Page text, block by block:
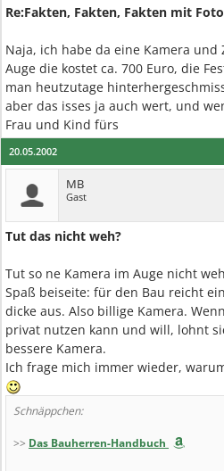
Re:Fakten, Fakten, Fakten mit
Naja, ich habe da eine Kamera und
Auge die kostet ca. 700 Euro, die
man heutzutage
aber das isses ja auch wert, und
Frau und Kind fürs
20.05.2002
MB
Gast
Tut das nicht weh?
Tut so ne Kamera im Auge nicht
Spaß beiseite: für den Bau reicht
dicke aus. Also billige Kamera.
privat nutzen kann und will, lohnt
bessere Kamera.
Ich frage mich immer wieder,
Schnäppchen:
>> Das Bauherren-Handbuch